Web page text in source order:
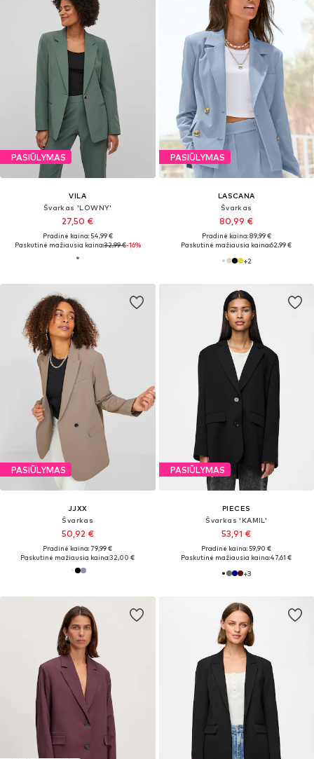
PASIŪLYMAS
VILA
Švarkas 'LOWNY'
27,50 €
Pradinė kaina: 54,99 €
Paskutinė mažiausia kaina:32,99 €-16%
PASIŪLYMAS
LASCANA
Švarkas
80,99 €
Pradinė kaina: 89,99 €
Paskutinė mažiausia kaina:62,99 €
+2
PASIŪLYMAS
JJXX
Švarkas
50,92 €
Pradinė kaina: 79,99 €
Paskutinė mažiausia kaina:32,00 €
PASIŪLYMAS
PIECES
Švarkas 'KAMIL'
53,91 €
Pradinė kaina: 59,90 €
Paskutinė mažiausia kaina:47,61 €
+3